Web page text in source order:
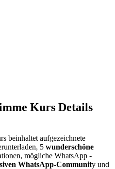
Kurs Details
beinhaltet aufgezeichnete
5 wunderschöne
mögliche WhatsApp -
WhatsApp-Community und